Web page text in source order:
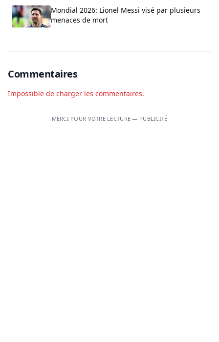
Mondial 2026: Lionel Messi visé par plusieurs
menaces de mort
Commentaires
Impossible de charger les commentaires.
MERCI POUR VOTRE LECTURE — PUBLICITÉ